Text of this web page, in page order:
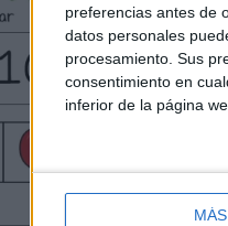
preferencias antes de
datos personales
procesamiento. Sus
consentimiento en
inferior de la página